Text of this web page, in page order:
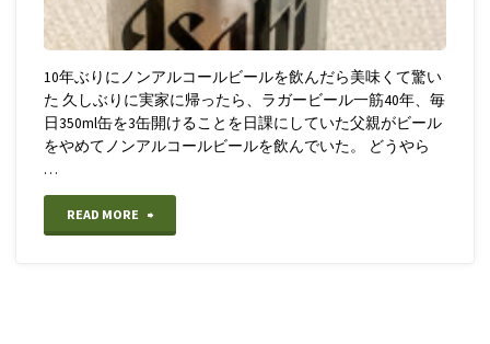
10年ぶりにノンアルコールビールを飲んだら美味くて驚い
た 久しぶりに実家に帰ったら、ラガービール一筋40年、毎
日350ml缶を3缶開けることを日課にしていた父親がビール
をやめてノンアルコールビールを飲んでいた。 どうやら
…
READ MORE "【ノ